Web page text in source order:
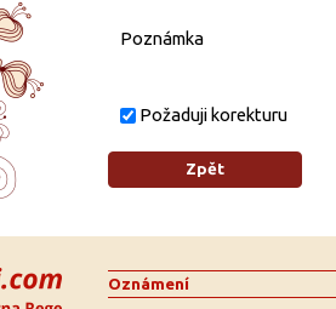
Poznámka
Požaduji korekturu
Oznámení